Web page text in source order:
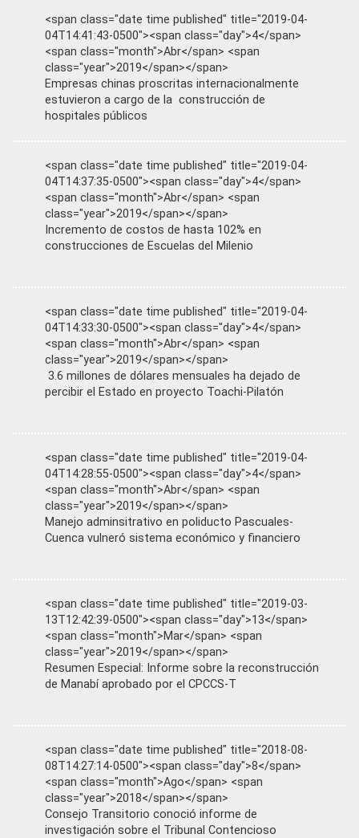
<span class="date time published" title="2019-04-
04T14:41:43-0500"><span class="day">4</span>
<span class="month">Abr</span> <span
class="year">2019</span></span>
Empresas chinas proscritas internacionalmente
estuvieron a cargo de la construcción de
hospitales públicos
<span class="date time published" title="2019-04-
04T14:37:35-0500"><span class="day">4</span>
<span class="month">Abr</span> <span
class="year">2019</span></span>
Incremento de costos de hasta 102% en
construcciones de Escuelas del Milenio
<span class="date time published" title="2019-04-
04T14:33:30-0500"><span class="day">4</span>
<span class="month">Abr</span> <span
class="year">2019</span></span>
3.6 millones de dólares mensuales ha dejado de
percibir el Estado en proyecto Toachi-Pilatón
<span class="date time published" title="2019-04-
04T14:28:55-0500"><span class="day">4</span>
<span class="month">Abr</span> <span
class="year">2019</span></span>
Manejo adminsitrativo en poliducto Pascuales-
Cuenca vulneró sistema económico y financiero
<span class="date time published" title="2019-03-
13T12:42:39-0500"><span class="day">13</span>
<span class="month">Mar</span> <span
class="year">2019</span></span>
Resumen Especial: Informe sobre la reconstrucción
de Manabí aprobado por el CPCCS-T
<span class="date time published" title="2018-08-
08T14:27:14-0500"><span class="day">8</span>
<span class="month">Ago</span> <span
class="year">2018</span></span>
Consejo Transitorio conoció informe de
investigación sobre el Tribunal Contencioso